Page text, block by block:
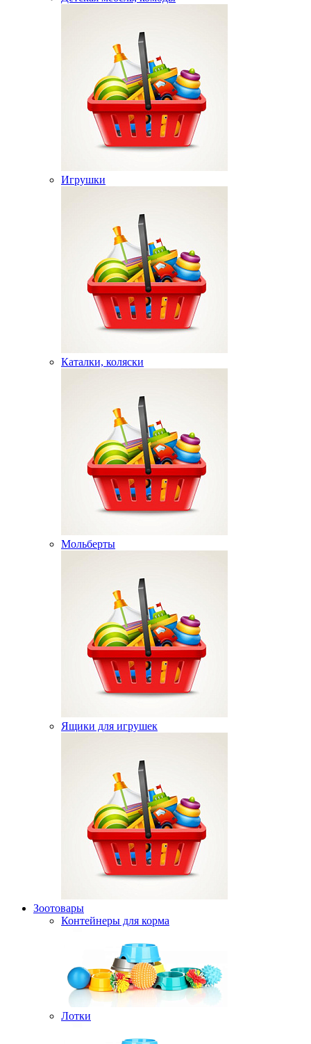
Игрушки
Каталки, коляски
Мольберты
Ящики для игрушек
Зоотовары
Контейнеры для корма
Лотки